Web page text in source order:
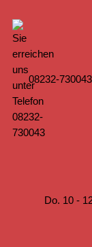
08232-730043
Do. 10 -